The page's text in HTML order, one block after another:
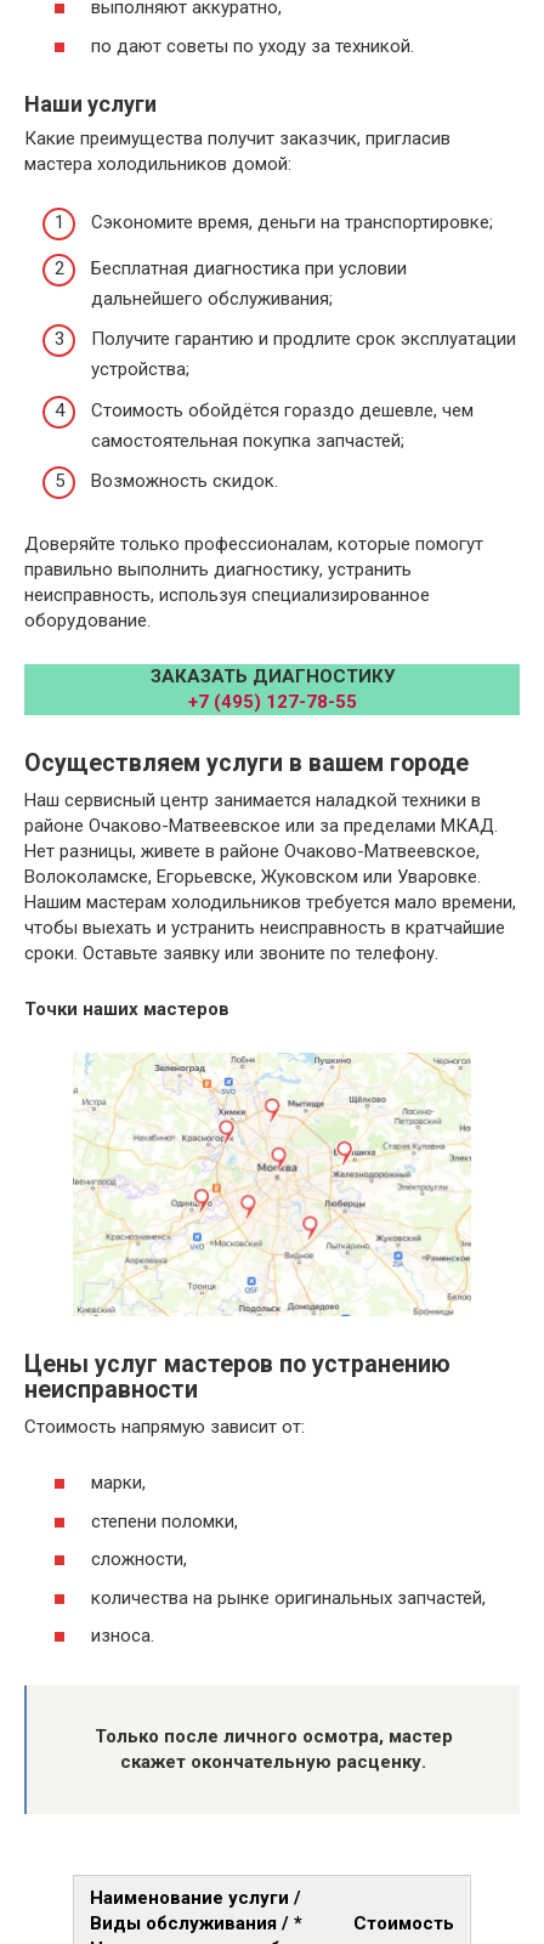
выполняют аккуратно,
по дают советы по уходу за техникой.
Наши услуги
Какие преимущества получит заказчик, пригласив
мастера холодильников домой:
Сэкономите время, деньги на транспортировке;
Бесплатная диагностика при условии
дальнейшего обслуживания;
Получите гарантию и продлите срок эксплуатации
устройства;
Стоимость обойдётся гораздо дешевле, чем
самостоятельная покупка запчастей;
Возможность скидок.
Доверяйте только профессионалам, которые помогут
правильно выполнить диагностику, устранить
неисправность, используя специализированное
оборудование.
ЗАКАЗАТЬ ДИАГНОСТИКУ
+7 (495) 127-78-55
Осуществляем услуги в вашем городе
Наш сервисный центр занимается наладкой техники в
районе Очаково-Матвеевское или за пределами МКАД.
Нет разницы, живете в районе Очаково-Матвеевское,
Волоколамске, Егорьевске, Жуковском или Уваровке.
Нашим мастерам холодильников требуется мало времени,
чтобы выехать и устранить неисправность в кратчайшие
сроки. Оставьте заявку или звоните по телефону.
Точки наших мастеров
Цены услуг мастеров по устранению
неисправности
Стоимость напрямую зависит от:
марки,
степени поломки,
сложности,
количества на рынке оригинальных запчастей,
износа.
Только после личного осмотра, мастер
скажет окончательную расценку.
Наименование услуги /
Виды обслуживания / *
Стоимость